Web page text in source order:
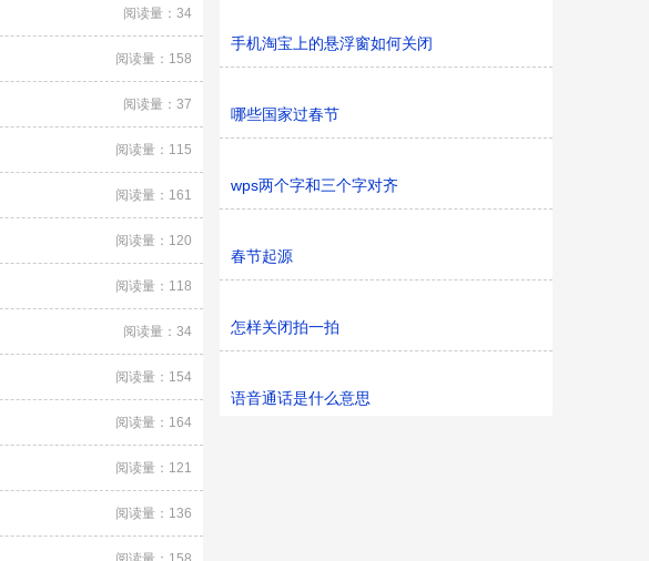
阅读量：34
阅读量：158
阅读量：37
阅读量：115
阅读量：161
阅读量：120
阅读量：118
阅读量：34
阅读量：154
阅读量：164
阅读量：121
阅读量：136
手机淘宝上的悬浮窗如何关闭
哪些国家过春节
wps两个字和三个字对齐
春节起源
怎样关闭拍一拍
语音通话是什么意思